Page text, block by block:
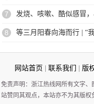
7 发烧、咳嗽、酷似感冒
8 等三月阳春向海而行 | “
网站首页 联系我们 版
免责声明：浙江热线网所有文字
站赞同其观点，本站亦不为其版